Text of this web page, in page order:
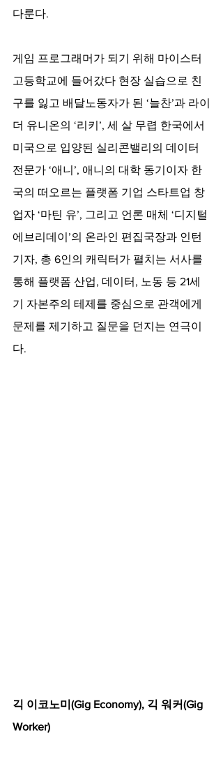
다룬다.
게임 프로그래머가 되기 위해 마이스터
고등학교에 들어갔다 현장 실습으로 친
구를 잃고 배달노동자가 된 ‘늘찬’과 라이
더 유니온의 ‘리키’, 세 살 무렵 한국에서
미국으로 입양된 실리콘밸리의 데이터
전문가 ‘애니’, 애니의 대학 동기이자 한
국의 떠오르는 플랫폼 기업 스타트업 창
업자 ‘마틴 유’, 그리고 언론 매체 ‘디지털
에브리데이’의 온라인 편집국장과 인턴
기자, 총 6인의 캐릭터가 펼치는 서사를
통해 플랫폼 산업, 데이터, 노동 등 21세
기 자본주의 테제를 중심으로 관객에게
문제를 제기하고 질문을 던지는 연극이
다.
긱 이코노미(Gig Economy), 긱 워커(Gig
Worker)